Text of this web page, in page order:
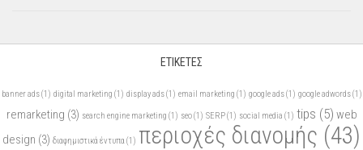
ΕΤΙΚΈΤΕΣ
banner ads(1) digital marketing (1) display ads(1) email marketing (1) google ads(1) google adwords(1)
remarketing (3) search engine marketing (1) seo(1) SERP(1) social media (1) tips (5) web
design (3) διαφημιστικά έντυπα(1) περιοχές διανομής (43)